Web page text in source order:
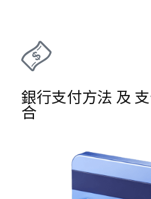
銀行支付方法 及
合